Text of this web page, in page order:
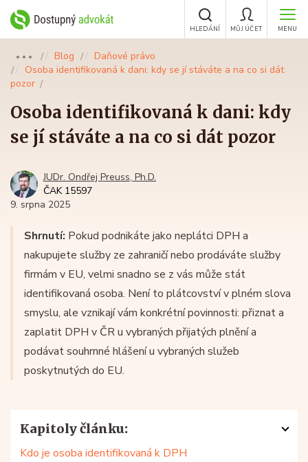
MENU
MŮJ ÚČET
HLEDÁNÍ
●●● Blog
Daňové právo
Osoba identifikovaná k dani: kdy se jí stáváte a na co si dát
pozor
Osoba identifikovaná k dani: kdy
se jí stáváte a na co si dát pozor
JUDr. Ondřej Preuss, Ph.D.
ČAK 15597
9. srpna 2025
Shrnutí: Pokud podnikáte jako neplátci DPH a
nakupujete služby ze zahraničí nebo prodáváte služby
firmám v EU, velmi snadno se z vás může stát
identifikovaná osoba. Není to plátcovství v plném slova
smyslu, ale vznikají vám konkrétní povinnosti: přiznat a
zaplatit DPH v ČR u vybraných přijatých plnění a
podávat souhrnné hlášení u vybraných služeb
poskytnutých do EU.
Kapitoly článku:
Kdo je osoba identifikovaná k DPH